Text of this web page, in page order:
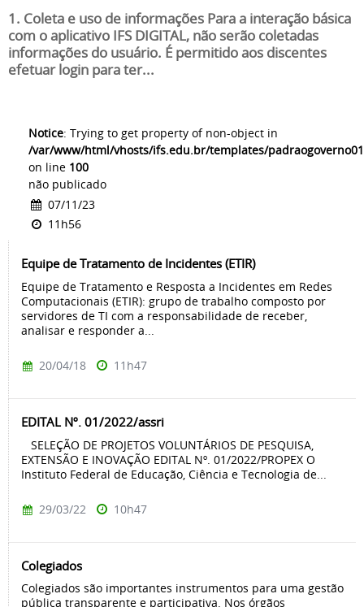
1. Coleta e uso de informações Para a interação básica
com o aplicativo IFS DIGITAL, não serão coletadas
informações do usuário. É permitido aos discentes
efetuar login para ter...
Notice: Trying to get property of non-object in
/var/www/html/vhosts/ifs.edu.br/templates/
on line 100
não publicado
07/11/23
11h56
Equipe de Tratamento de Incidentes (ETIR)
Equipe de Tratamento e Resposta a Incidentes em Redes
Computacionais (ETIR): grupo de trabalho composto por
servidores de TI com a responsabilidade de receber,
analisar e responder a...
20/04/18 11h47
EDITAL Nº. 01/2022/assri
SELEÇÃO DE PROJETOS VOLUNTÁRIOS DE PESQUISA,
EXTENSÃO E INOVAÇÃO EDITAL Nº. 01/2022/PROPEX O
Instituto Federal de Educação, Ciência e Tecnologia de...
29/03/22 10h47
Colegiados
Colegiados são importantes instrumentos para uma gestão
pública transparente e participativa. Nos órgãos